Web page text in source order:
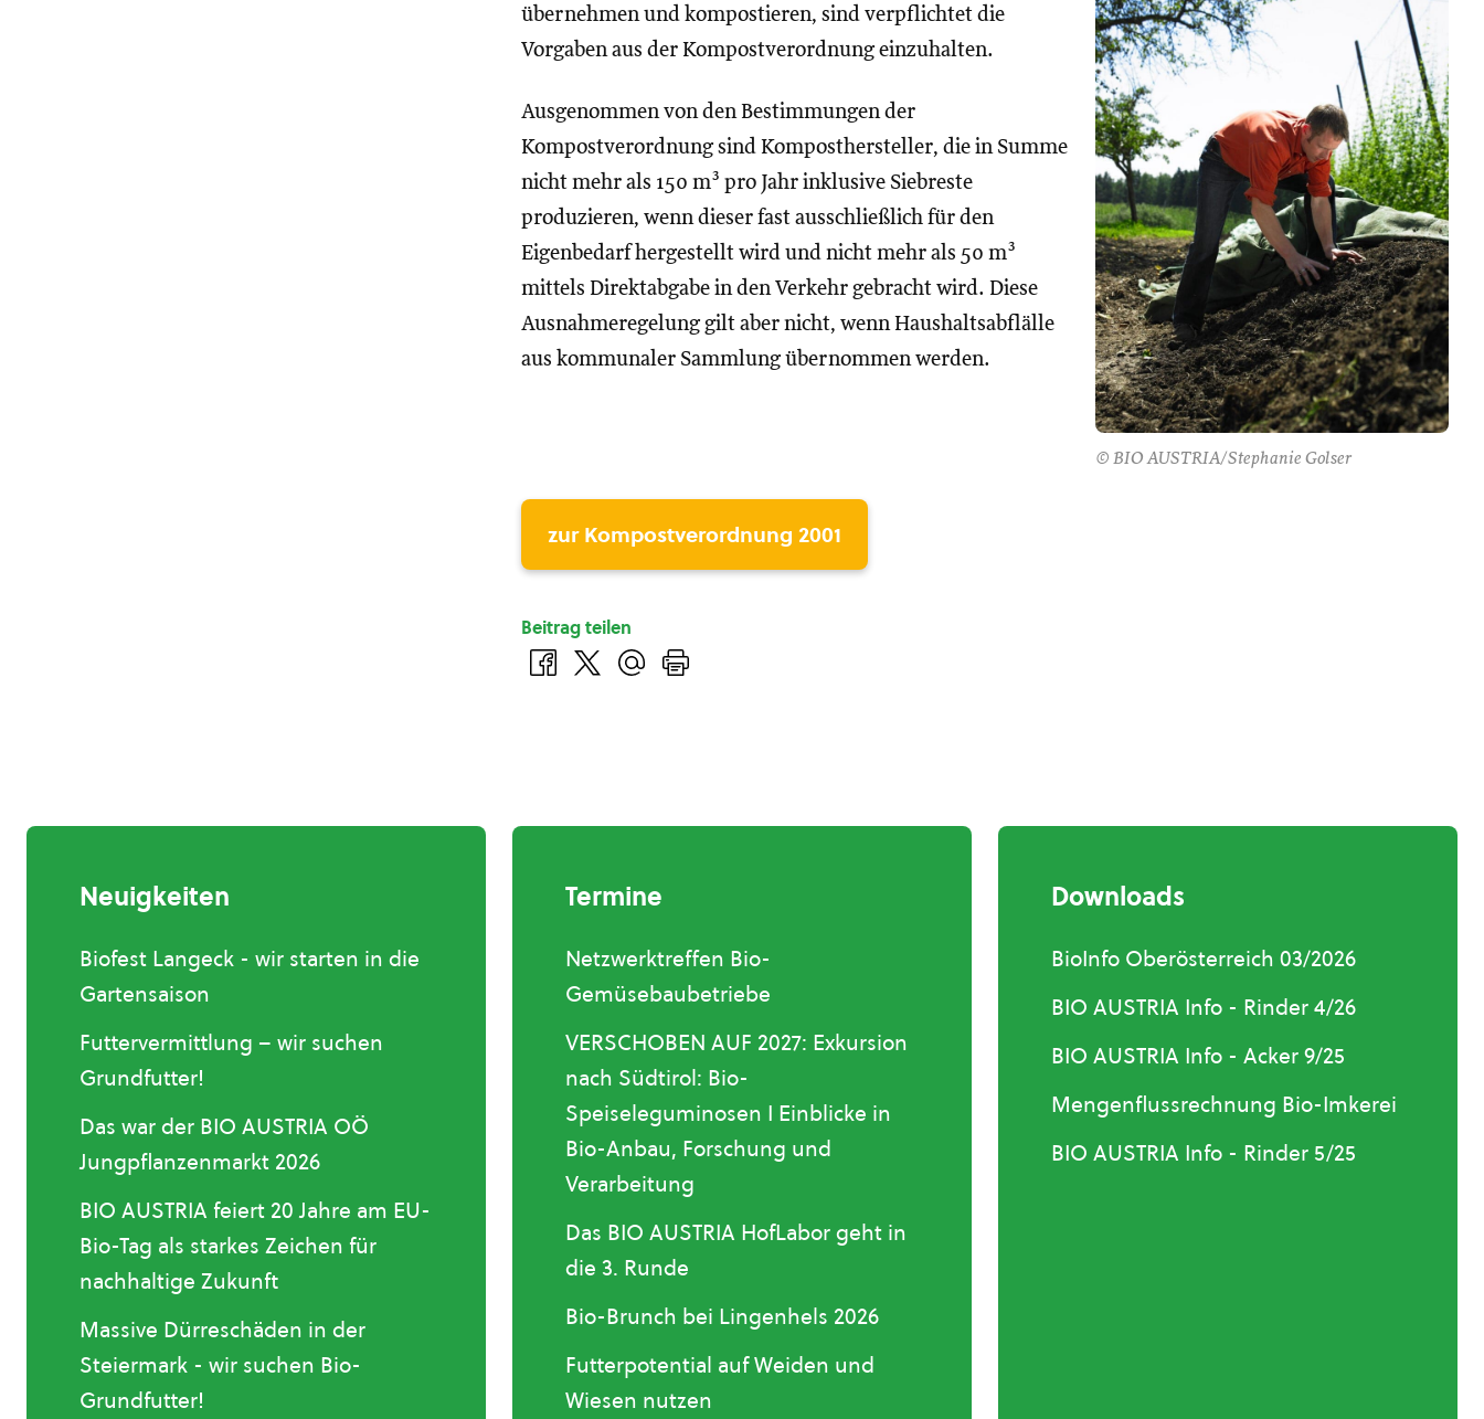
© BIO AUSTRIA/Stephanie Golser
übernehmen und kompostieren, sind verpflichtet die
Vorgaben aus der Kompostverordnung einzuhalten.
Ausgenommen von den Bestimmungen der
Kompostverordnung sind Komposthersteller, die in Summe
nicht mehr als 150 m³ pro Jahr inklusive Siebreste
produzieren, wenn dieser fast ausschließlich für den
Eigenbedarf hergestellt wird und nicht mehr als 50 m³
mittels Direktabgabe in den Verkehr gebracht wird. Diese
Ausnahmeregelung gilt aber nicht, wenn Haushaltsabflälle
aus kommunaler Sammlung übernommen werden.
zur Kompostverordnung 2001
Beitrag teilen
Neuigkeiten
Biofest Langeck - wir starten in die
Gartensaison
Futtervermittlung – wir suchen
Grundfutter!
Das war der BIO AUSTRIA OÖ
Jungpflanzenmarkt 2026
BIO AUSTRIA feiert 20 Jahre am EU-
Bio-Tag als starkes Zeichen für
nachhaltige Zukunft
Massive Dürreschäden in der
Steiermark - wir suchen Bio-
Grundfutter!
Termine
Netzwerktreffen Bio-
Gemüsebaubetriebe
VERSCHOBEN AUF 2027: Exkursion
nach Südtirol: Bio-
Speiseleguminosen I Einblicke in
Bio-Anbau, Forschung und
Verarbeitung
Das BIO AUSTRIA HofLabor geht in
die 3. Runde
Bio-Brunch bei Lingenhels 2026
Futterpotential auf Weiden und
Wiesen nutzen
Downloads
BioInfo Oberösterreich 03/2026
BIO AUSTRIA Info - Rinder 4/26
BIO AUSTRIA Info - Acker 9/25
Mengenflussrechnung Bio-Imkerei
BIO AUSTRIA Info - Rinder 5/25